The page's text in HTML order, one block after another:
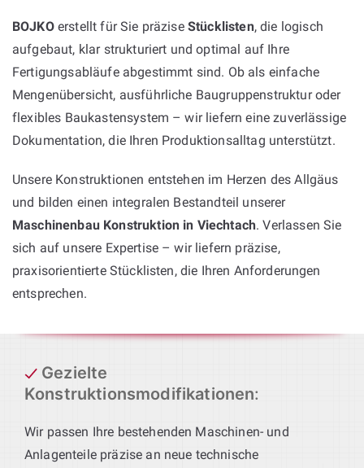
BOJKOerstellt für Sie präzise Stücklisten, die logisch
aufgebaut, klar strukturiert und optimal auf Ihre
Fertigungsabläufe abgestimmt sind. Ob als einfache
Mengenübersicht, ausführliche Baugruppenstruktur oder
flexibles Baukastensystem – wir liefern eine zuverlässige
Dokumentation, die Ihren Produktionsalltag unterstützt.
Unsere Konstruktionen entstehen im Herzen des Allgäus
und bilden einen integralen Bestandteil unserer
Maschinenbau Konstruktion in Viechtach. Verlassen Sie
sich auf unsere Expertise – wir liefern präzise,
praxisorientierte Stücklisten, die Ihren Anforderungen
entsprechen.
Gezielte
Konstruktionsmodifikationen:
Wir passen Ihre bestehenden Maschinen- und
Anlagenteile präzise an neue technische